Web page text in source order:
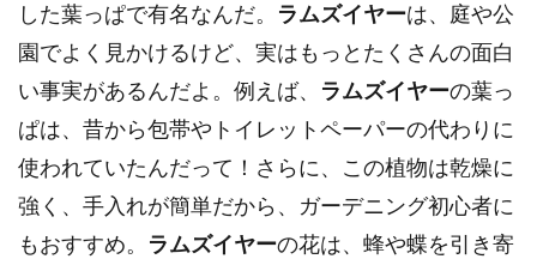
した葉っぱで有名なんだ。 ラムズイヤーは、庭や公
園でよく見かけるけど、実はもっとたくさんの面白
い事実があるんだよ。例えば、 ラムズイヤーの葉っ
ぱは、昔から包帯やトイレットペーパーの代わりに
使われていたんだって！さらに、この植物は乾燥に
強く、手入れが簡単だから、ガーデニング初心者に
もおすすめ。 ラムズイヤーの花は、蜂や蝶を引き寄